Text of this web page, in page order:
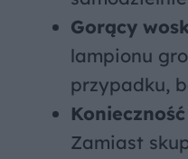
Gorący
lampionu
przypadku,
Zamiast